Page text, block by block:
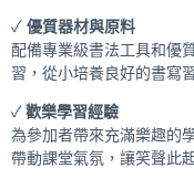
✓ 優質器材與原料
配備專業級書法工具和優
習，從小培養良好的書寫
✓歡樂學習經驗
為參加者帶來充滿樂趣的
帶動課堂氣氛，讓笑聲此